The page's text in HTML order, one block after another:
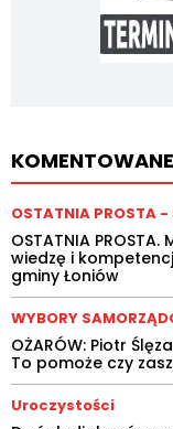
KOMENTOWANE
OSTATNIA PROSTA
OSTATNIA
wiedzę i
gminy Łoniów
WYBORY
OŻARÓW: Piotr
To pomoże czy
Uroczystości